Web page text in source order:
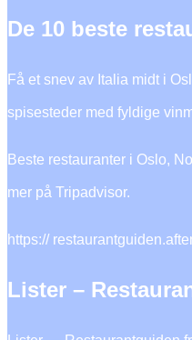
De 10 beste
Få et snev av Italia midt i
spisesteder med fyldige
Beste restauranter i Oslo,
mer på Tripadvisor.
https://
Lister –